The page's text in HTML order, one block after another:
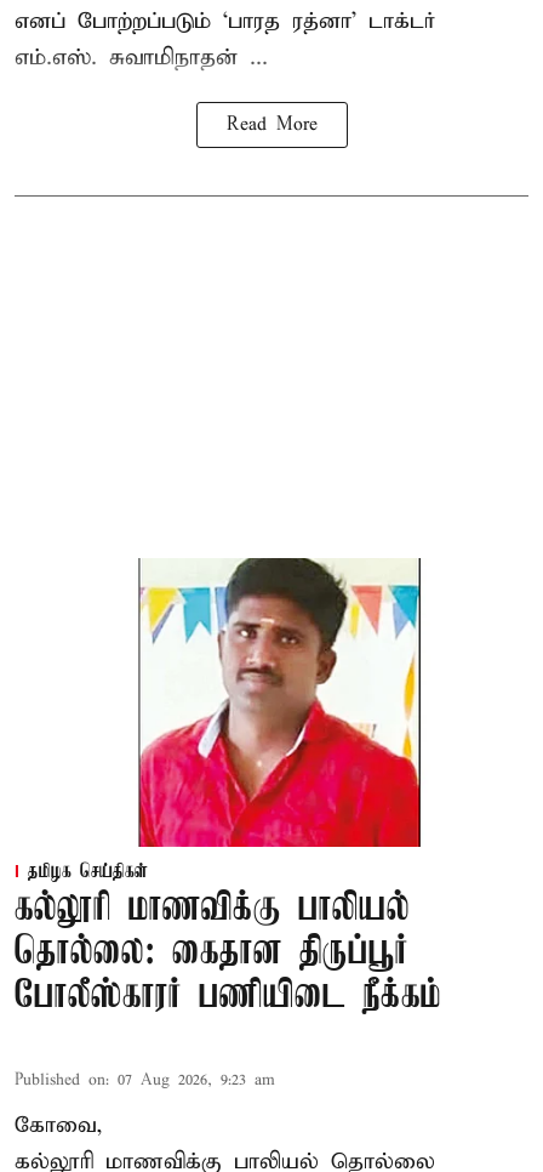
எனப் போற்றப்படும் ‘பாரத ரத்னா’ டாக்டர்
எம்.எஸ். சுவாமிநாதன் ...
Read More
தமிழக செய்திகள்
கல்லூரி மாணவிக்கு பாலியல்
தொல்லை: கைதான திருப்பூர்
போலீஸ்காரர் பணியிடை நீக்கம்
Published on: 07 Aug 2026, 9:23 am
கோவை,
கல்லூரி மாணவிக்கு பாலியல் தொல்லை